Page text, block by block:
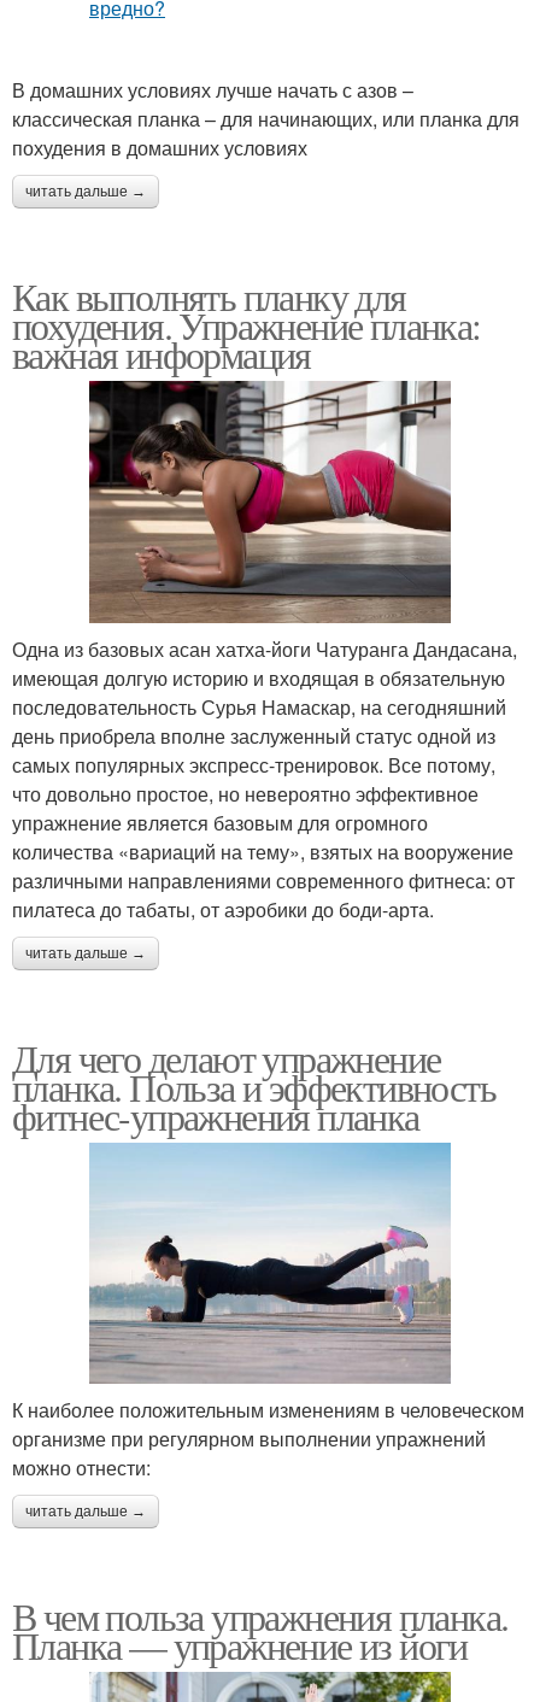
В домашних условиях лучше начать с азов –
классическая планка – для начинающих, или планка для
похудения в домашних условиях
читать дальше →
Как выполнять планку для
похудения. Упражнение планка:
важная информация
Одна из базовых асан хатха-йоги Чатуранга Дандасана,
имеющая долгую историю и входящая в обязательную
последовательность Сурья Намаскар, на сегодняшний
день приобрела вполне заслуженный статус одной из
самых популярных экспресс-тренировок. Все потому,
что довольно простое, но невероятно эффективное
упражнение является базовым для огромного
количества «вариаций на тему», взятых на вооружение
различными направлениями современного фитнеса: от
пилатеса до табаты, от аэробики до боди-арта.
читать дальше →
Для чего делают упражнение
планка. Польза и эффективность
фитнес-упражнения планка
К наиболее положительным изменениям в человеческом
организме при регулярном выполнении упражнений
можно отнести:
читать дальше →
В чем польза упражнения планка.
Планка — упражнение из йоги